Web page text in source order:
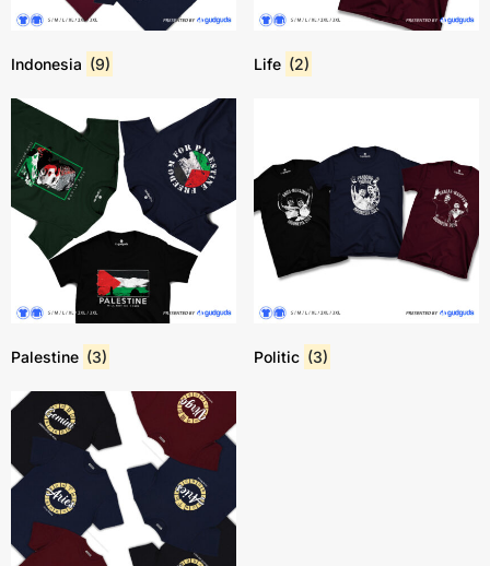
Indonesia (9) Life (2)
Palestine (3) Politic (3)